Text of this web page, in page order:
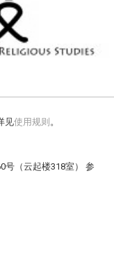
见使用规则 。
（云起楼318室） 参